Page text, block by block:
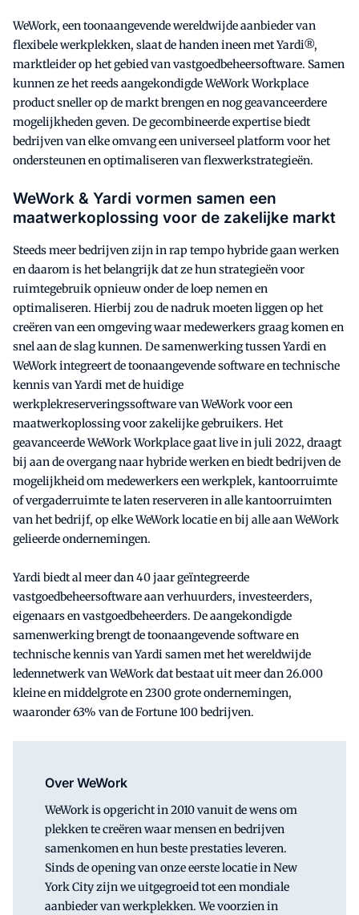
WeWork, een toonaangevende wereldwijde aanbieder van
flexibele werkplekken, slaat de handen ineen met Yardi®,
marktleider op het gebied van vastgoedbeheersoftware. Samen
kunnen ze het reeds aangekondigde WeWork Workplace
product sneller op de markt brengen en nog geavanceerdere
mogelijkheden geven. De gecombineerde expertise biedt
bedrijven van elke omvang een universeel platform voor het
ondersteunen en optimaliseren van flexwerkstrategieën.
WeWork & Yardi vormen samen een
maatwerkoplossing voor de zakelijke markt
Steeds meer bedrijven zijn in rap tempo hybride gaan werken
en daarom is het belangrijk dat ze hun strategieën voor
ruimtegebruik opnieuw onder de loep nemen en
optimaliseren. Hierbij zou de nadruk moeten liggen op het
creëren van een omgeving waar medewerkers graag komen en
snel aan de slag kunnen. De samenwerking tussen Yardi en
WeWork integreert de toonaangevende software en technische
kennis van Yardi met de huidige
werkplekreserveringssoftware van WeWork voor een
maatwerkoplossing voor zakelijke gebruikers. Het
geavanceerde WeWork Workplace gaat live in juli 2022, draagt
bij aan de overgang naar hybride werken en biedt bedrijven de
mogelijkheid om medewerkers een werkplek, kantoorruimte
of vergaderruimte te laten reserveren in alle kantoorruimten
van het bedrijf, op elke WeWork locatie en bij alle aan WeWork
gelieerde ondernemingen.
Yardi biedt al meer dan 40 jaar geïntegreerde
vastgoedbeheersoftware aan verhuurders, investeerders,
eigenaars en vastgoedbeheerders. De aangekondigde
samenwerking brengt de toonaangevende software en
technische kennis van Yardi samen met het wereldwijde
ledennetwerk van WeWork dat bestaat uit meer dan 26.000
kleine en middelgrote en 2300 grote ondernemingen,
waaronder 63% van de Fortune 100 bedrijven.
Over WeWork
WeWork is opgericht in 2010 vanuit de wens om
plekken te creëren waar mensen en bedrijven
samenkomen en hun beste prestaties leveren.
Sinds de opening van onze eerste locatie in New
York City zijn we uitgegroeid tot een mondiale
aanbieder van werkplekken. We voorzien in